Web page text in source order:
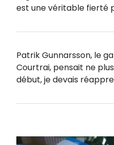
est une véritable fierté
Patrik Gunnarsson, le
Courtrai, pensait ne
début, je devais